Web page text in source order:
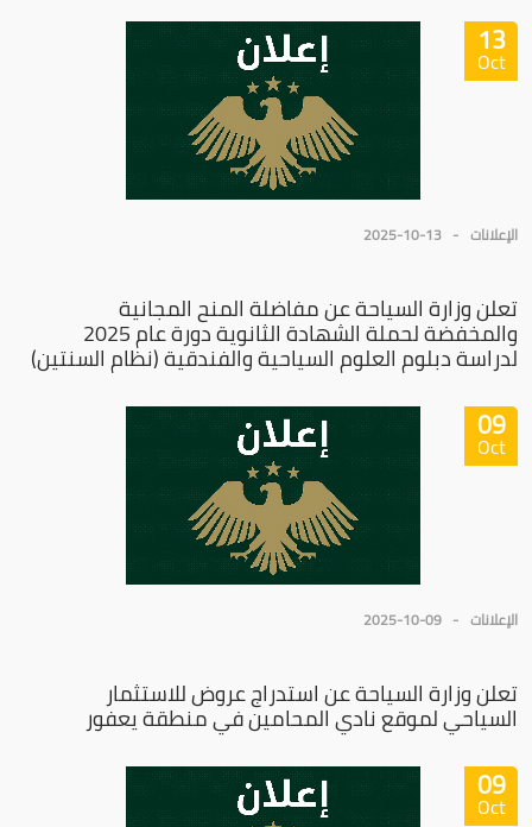
13
Oct
الإعلانات 2025-10-13
تعلن وزارة السياحة عن مفاضلة المنح المجانية
والمخفضة لحملة الشهادة الثانوية دورة عام 2025
لدراسة دبلوم العلوم السياحية والفندقية (نظام السنتين)
09
Oct
الإعلانات 2025-10-09
تعلن وزارة السياحة عن استدراج عروض للاستثمار
السياحي لموقع نادي المحامين في منطقة يعفور
09
Oct